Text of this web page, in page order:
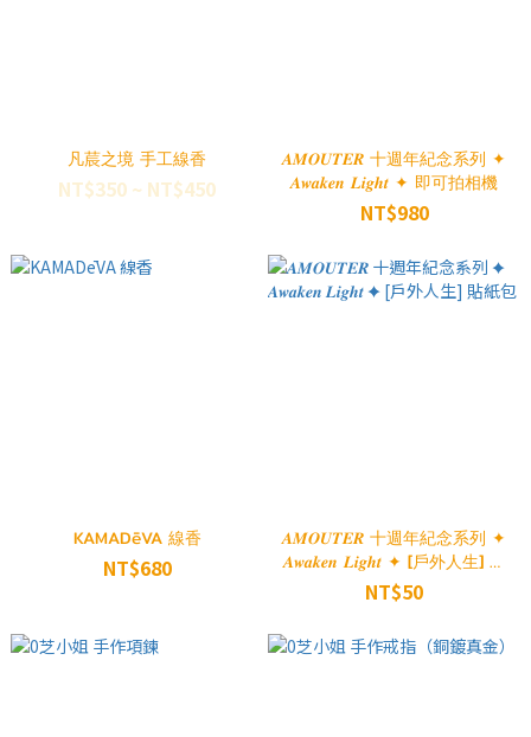
凡莀之境 手工線香
NT$350 ~ NT$450
𝑨𝑴𝑶𝑼𝑻𝑬𝑹 十週年紀念系列 ✦
𝑨𝒘𝒂𝒌𝒆𝒏 𝑳𝒊𝒈𝒉𝒕 ✦ 即可拍相機
NT$980
KAMADēVA 線香
NT$680
𝑨𝑴𝑶𝑼𝑻𝑬𝑹 十週年紀念系列 ✦
𝑨𝒘𝒂𝒌𝒆𝒏 𝑳𝒊𝒈𝒉𝒕 ✦ [戶外人生] 貼
紙包
NT$50